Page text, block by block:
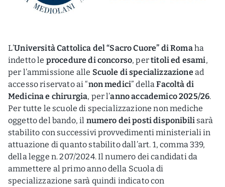
L’Università Cattolica del “Sacro Cuore” di Roma ha
indetto le procedure di concorso, pertitoli ed esami,
per l’ammissione alle Scuole di specializzazionead
accesso riservato ai “non medici” dellaFacoltà di
Medicina e chirurgia, per l’anno accademico 2025/26.
Per tutte le scuole di specializzazione non mediche
oggetto del bando, il numero dei posti disponibili sarà
stabilito con successivi provvedimenti ministeriali in
attuazione di quanto stabilito dall’art. 1, comma 339,
della legge n. 207/2024. Il numero dei candidati da
ammettere al primo anno della Scuola di
specializzazione sarà quindi indicato con